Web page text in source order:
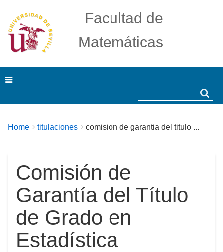
Facultad de
Matemáticas
Breadcrumbs
You
Home titulaciones comision de garantia del titulo ...
Comisión de
Garantía del Título
de Grado en
Estadística